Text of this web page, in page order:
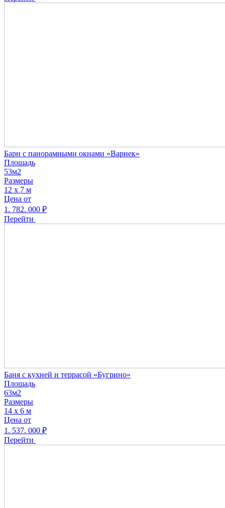
Барн с панорамными окнами «Варнек»
Площадь
53м2
Размеры
12 х 7 м
Цена от
1. 782. 000 ₽
Перейти
Баня с кухней и террасой «Бугрино»
Площадь
63м2
Размеры
14 х 6 м
Цена от
1. 537. 000 ₽
Перейти